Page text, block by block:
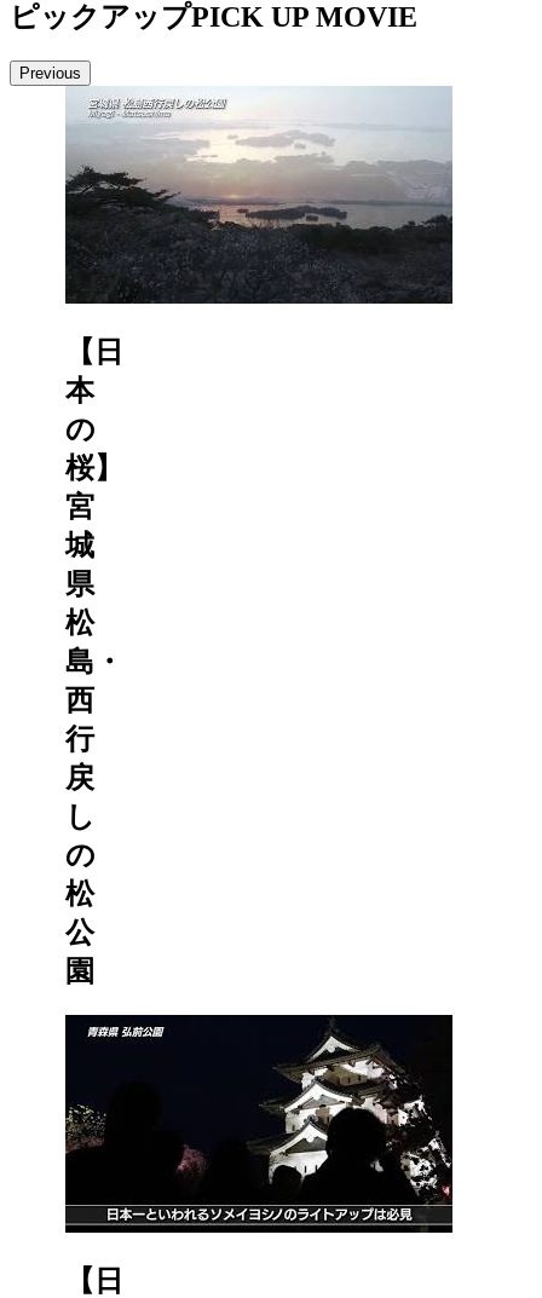
ピックアップPICK UP MOVIE
Previous
【日
本
の
桜】
宮
城
県
松
島・
西
行
戻
し
の
松
公
園
【日